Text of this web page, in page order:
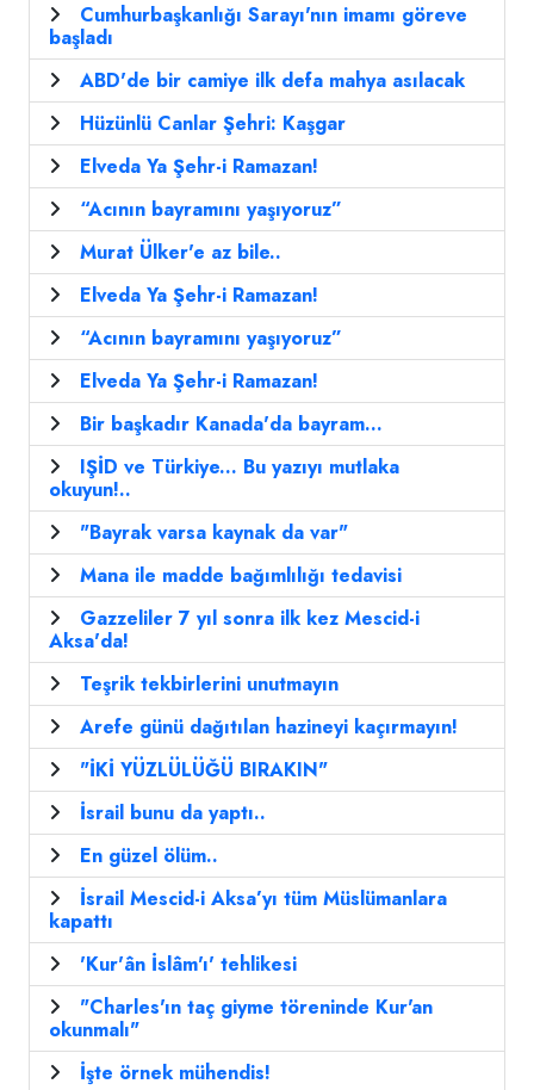
Cumhurbaşkanlığı Sarayı'nın imamı göreve
başladı
ABD'de bir camiye ilk defa mahya asılacak
Hüzünlü Canlar Şehri: Kaşgar
Elveda Ya Şehr-i Ramazan!
“Acının bayramını yaşıyoruz”
Murat Ülker'e az bile..
Elveda Ya Şehr-i Ramazan!
“Acının bayramını yaşıyoruz”
Elveda Ya Şehr-i Ramazan!
Bir başkadır Kanada'da bayram...
IŞİD ve Türkiye... Bu yazıyı mutlaka
okuyun!..
"Bayrak varsa kaynak da var"
Mana ile madde bağımlılığı tedavisi
Gazzeliler 7 yıl sonra ilk kez Mescid-i
Aksa'da!
Teşrik tekbirlerini unutmayın
Arefe günü dağıtılan hazineyi kaçırmayın!
"İKİ YÜZLÜLÜĞÜ BIRAKIN"
İsrail bunu da yaptı..
En güzel ölüm..
İsrail Mescid-i Aksa’yı tüm Müslümanlara
kapattı
'Kur'ân İslâm'ı' tehlikesi
"Charles'ın taç giyme töreninde Kur'an
okunmalı"
İşte örnek mühendis!